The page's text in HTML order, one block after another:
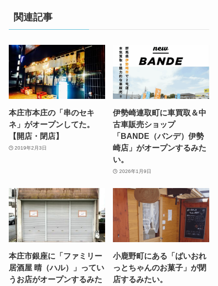
関連記事
本庄市本庄の「串のセキ
ネ」がオープンしてた。
【開店・閉店】
2019年2月3日
伊勢崎連取町に車買取＆中
古車販売ショップ
「BANDE（バンデ）伊勢
崎店」がオープンするみた
い。
2026年1月9日
本庄市銀座に「ファミリー
居酒屋 晴（ハル）」ってい
うお店がオープンするみた
小鹿野町にある「ばいおれ
っとちゃんのお菓子」が閉
店するみたい。